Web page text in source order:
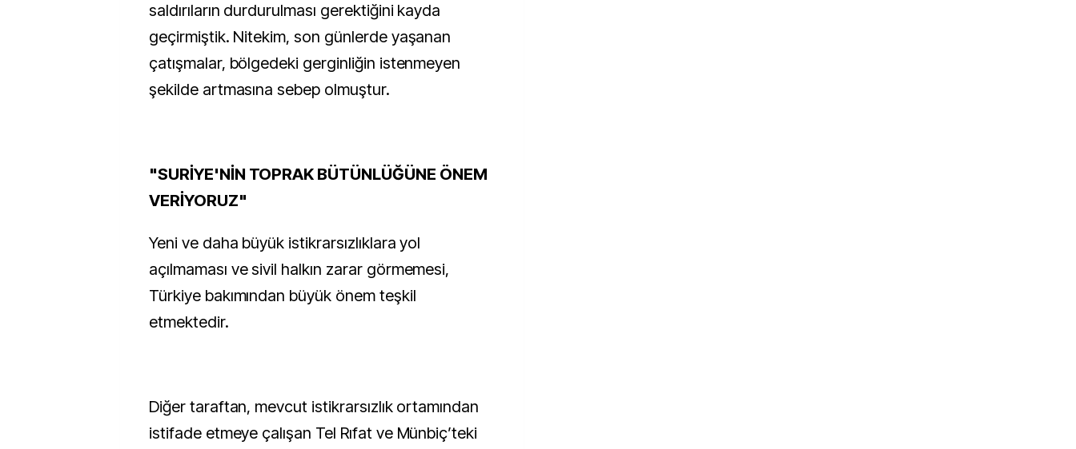
saldırıların durdurulması gerektiğini kayda
geçirmiştik. Nitekim, son günlerde yaşanan
çatışmalar, bölgedeki gerginliğin istenmeyen
şekilde artmasına sebep olmuştur.
"SURİYE'NİN TOPRAK BÜTÜNLÜĞÜNE ÖNEM
VERİYORUZ"
Yeni ve daha büyük istikrarsızlıklara yol
açılmaması ve sivil halkın zarar görmemesi,
Türkiye bakımından büyük önem teşkil
etmektedir.
Diğer taraftan, mevcut istikrarsızlık ortamından
istifade etmeye çalışan Tel Rıfat ve Münbiç’teki